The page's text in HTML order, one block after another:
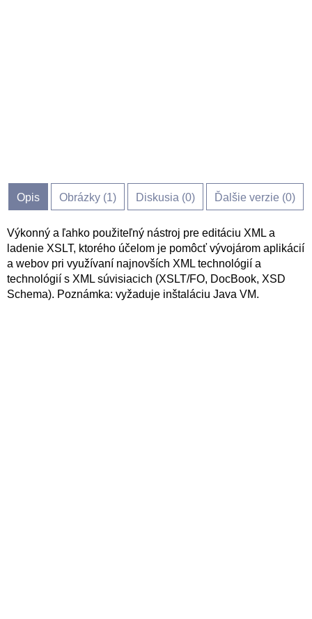
Opis Obrázky (1) Diskusia (0) Ďalšie verzie (0)
Výkonný a ľahko použiteľný nástroj pre editáciu XML a
ladenie XSLT, ktorého účelom je pomôcť vývojárom aplikácií
a webov pri využívaní najnovších XML technológií a
technológií s XML súvisiacich (XSLT/FO, DocBook, XSD
Schema). Poznámka: vyžaduje inštaláciu Java VM.